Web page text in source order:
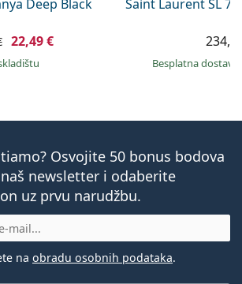
Deep Black
22,49 €
skladištu
Saint Laurent SL
Besplatna dostava
Osvojite 50 bonus bodova
newsletter i odaberite
uz prvu narudžbu.
na obradu osobnih podataka.